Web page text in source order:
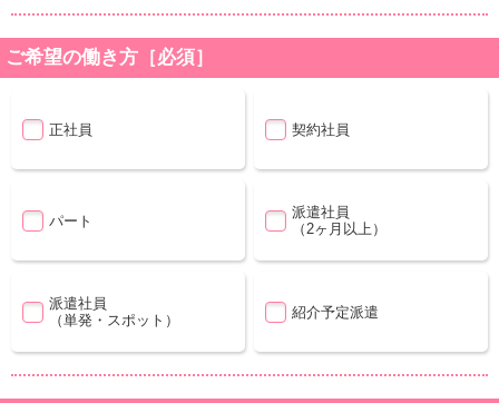
ご希望の働き方［必須］
正社員 契約社員
パート
派遣社員
（2ヶ月以上）
派遣社員
（単発・スポット）
紹介予定派遣